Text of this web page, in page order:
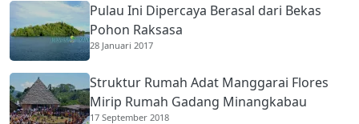
Pulau Ini Dipercaya Berasal dari Bekas
Pohon Raksasa
28 Januari 2017
Struktur Rumah Adat Manggarai Flores
Mirip Rumah Gadang Minangkabau
17 September 2018